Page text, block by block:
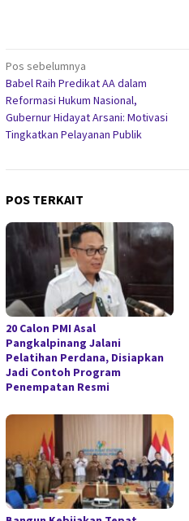
Navigasi
pos
Pos sebelumnya
Babel Raih Predikat AA dalam
Reformasi Hukum Nasional,
Gubernur Hidayat Arsani: Motivasi
Tingkatkan Pelayanan Publik
POS TERKAIT
20 Calon PMI Asal
Pangkalpinang Jalani
Pelatihan Perdana, Disiapkan
Jadi Contoh Program
Penempatan Resmi